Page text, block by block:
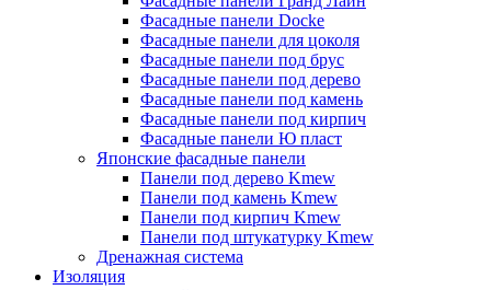
Фасадные панели Docke
Фасадные панели для цоколя
Фасадные панели под брус
Фасадные панели под дерево
Фасадные панели под камень
Фасадные панели под кирпич
Фасадные панели Ю пласт
Японские фасадные панели
Панели под дерево Kmew
Панели под камень Kmew
Панели под кирпич Kmew
Панели под штукатурку Kmew
Дренажная система
Изоляция